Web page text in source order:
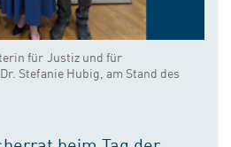
für Justiz und für
Stefanie Hubig, am Stand des